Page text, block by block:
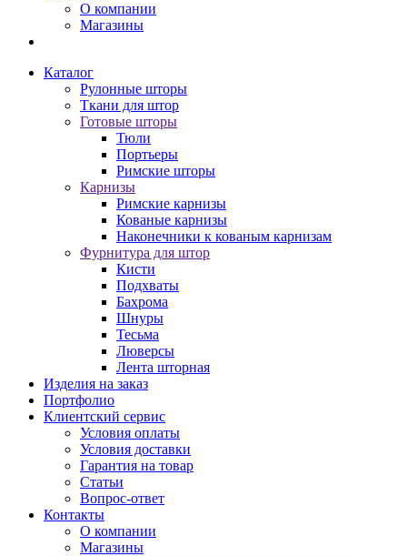
О компании
Магазины
Каталог
Рулонные шторы
Ткани для штор
Готовые шторы
Тюли
Портьеры
Римские шторы
Карнизы
Римские карнизы
Кованые карнизы
Наконечники к кованым карнизам
Фурнитура для штор
Кисти
Подхваты
Бахрома
Шнуры
Тесьма
Люверсы
Лента шторная
Изделия на заказ
Портфолио
Клиентский сервис
Условия оплаты
Условия доставки
Гарантия на товар
Статьи
Вопрос-ответ
Контакты
О компании
Магазины